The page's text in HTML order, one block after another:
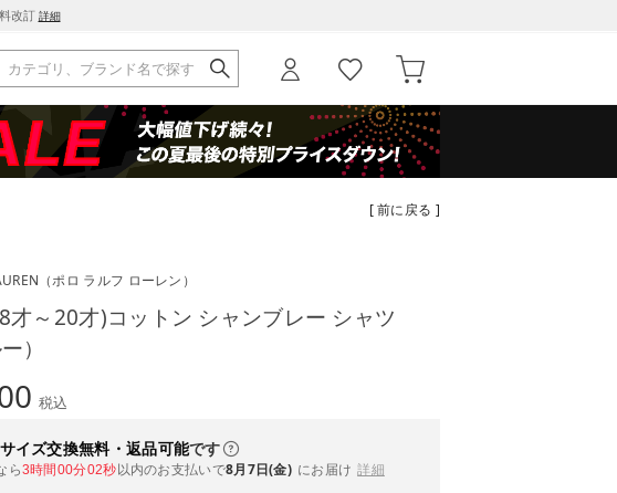
改訂 詳細
[ 前に戻る ]
（ポロ ラルフ ローレン）
才～20才)コットン シャンブレー シャツ
）
税込
サイズ交換無料・返品可能です
ら3時間00分02秒以内のお支払いで8月7日(金) にお届け 詳細